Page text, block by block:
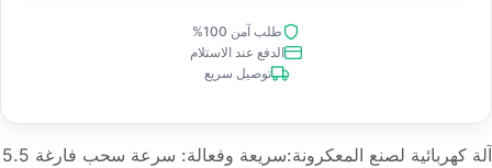
طلب آمن 100%
الدفع عند الاستلام
توصيل سريع
آلة كهربائية لصنع المعكرونة:سريعة وفعالة: سرعة سحب فارغة 5.5